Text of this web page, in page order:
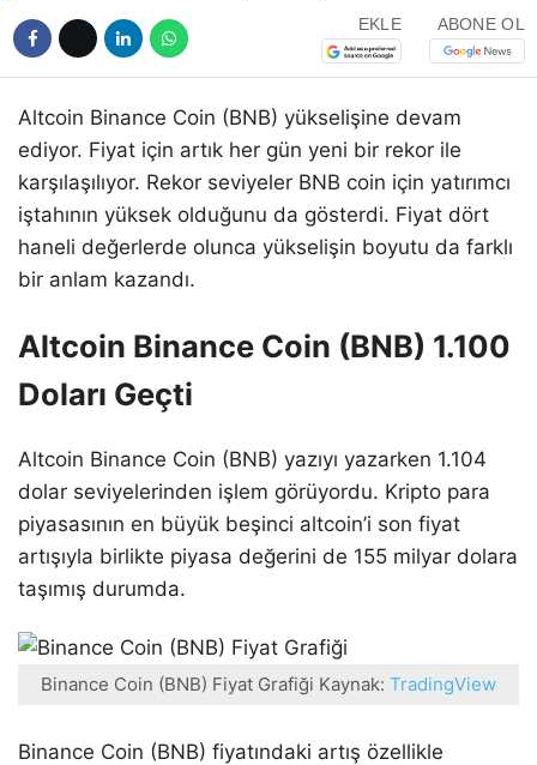
EKLE ABONE OL
Altcoin Binance Coin (BNB) yükselişine devam
ediyor. Fiyat için artık her gün yeni bir rekor ile
karşılaşılıyor. Rekor seviyeler BNB coin için yatırımcı
iştahının yüksek olduğunu da gösterdi. Fiyat dört
haneli değerlerde olunca yükselişin boyutu da farklı
bir anlam kazandı.
Altcoin Binance Coin (BNB) 1.100
Doları Geçti
Altcoin Binance Coin (BNB) yazıyı yazarken 1.104
dolar seviyelerinden işlem görüyordu. Kripto para
piyasasının en büyük beşinci altcoin’i son fiyat
artışıyla birlikte piyasa değerini de 155 milyar dolara
taşımış durumda.
Binance Coin (BNB) Fiyat Grafiği Kaynak: TradingView
Binance Coin (BNB) fiyatındaki artış özellikle